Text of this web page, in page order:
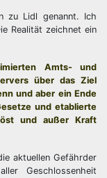
zu Lidl genannt. Ich
Realität zeichnet ein
Amts- und
über das Ziel
und aber ein Ende
und etablierte
und außer Kraft
aktuellen Gefährder
Geschlossenheit